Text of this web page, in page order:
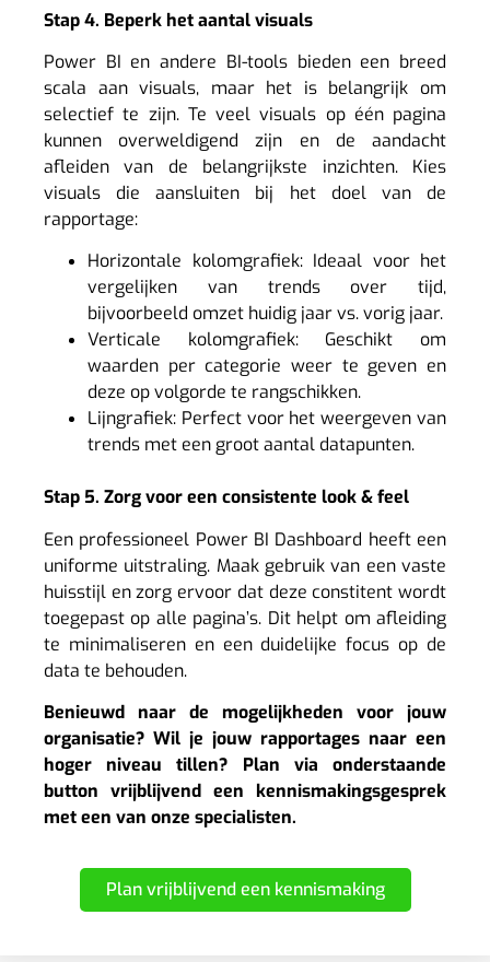
Stap 4. Beperk het aantal visuals
Power BI en andere BI-tools bieden een breed
scala aan visuals, maar het is belangrijk om
selectief te zijn. Te veel visuals op één pagina
kunnen overweldigend zijn en de aandacht
afleiden van de belangrijkste inzichten. Kies
visuals die aansluiten bij het doel van de
rapportage:
Horizontale kolomgrafiek: Ideaal voor het
vergelijken van trends over tijd,
bijvoorbeeld omzet huidig jaar vs. vorig jaar.
Verticale kolomgrafiek: Geschikt om
waarden per categorie weer te geven en
deze op volgorde te rangschikken.
Lijngrafiek: Perfect voor het weergeven van
trends met een groot aantal datapunten.
Stap 5. Zorg voor een consistente look & feel
Een professioneel Power BI Dashboard heeft een
uniforme uitstraling. Maak gebruik van een vaste
huisstijl en zorg ervoor dat deze constitent wordt
toegepast op alle pagina’s. Dit helpt om afleiding
te minimaliseren en een duidelijke focus op de
data te behouden.
Benieuwd naar de mogelijkheden voor jouw
organisatie? Wil je jouw rapportages naar een
hoger niveau tillen? Plan via onderstaande
button vrijblijvend een kennismakingsgesprek
met een van onze specialisten.
Plan vrijblijvend een kennismaking